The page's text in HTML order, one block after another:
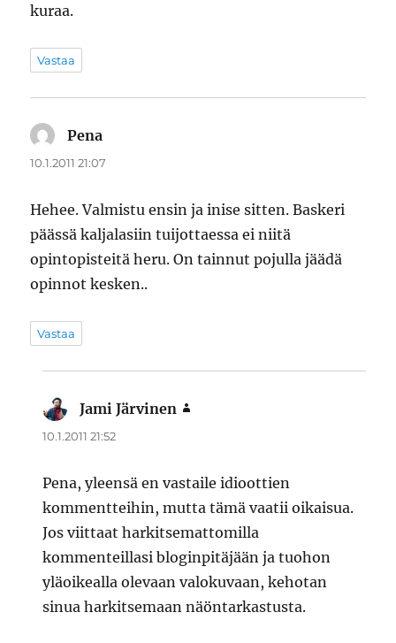
kuraa.
Vastaa
Pena
10.1.2011 21:07
Hehee. Valmistu ensin ja inise sitten. Baskeri
päässä kaljalasiin tuijottaessa ei niitä
opintopisteitä heru. On tainnut pojulla jäädä
opinnot kesken..
Vastaa
Jami Järvinen
10.1.2011 21:52
Pena, yleensä en vastaile idioottien
kommentteihin, mutta tämä vaatii oikaisua.
Jos viittaat harkitsemattomilla
kommenteillasi bloginpitäjään ja tuohon
yläoikealla olevaan valokuvaan, kehotan
sinua harkitsemaan näöntarkastusta.